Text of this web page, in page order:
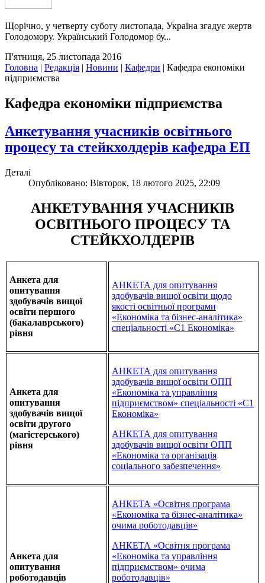
Щорічно, у четверту суботу листопада, Україна згадує жертв
Голодомору. Український Голодомор бу...
П'ятниця, 25 листопада 2016
Головна | Редакція | Новини | Кафедри | Кафедра економіки
підприємства
Кафедра економіки підприємства
Анкетування учасників освітнього
процесу та стейкхолдерів кафедра ЕП
Деталі
Опубліковано: Вівторок, 18 лютого 2025, 22:09
АНКЕТУВАННЯ УЧАСНИКІВ
ОСВІТНЬОГО ПРОЦЕСУ ТА
СТЕЙКХОЛДЕРІВ
Анкета для
опитування
здобувачів вищої
освіти першого
(бакалаврського)
рівня
АНКЕТА для опитування
здобувачів вищої освіти щодо
якості освітньої програми
«Економіка та бізнес-аналітика»
спеціальності «С1 Економіка»
Анкета для
опитування
здобувачів вищої
освіти другого
(магістерського)
рівня
АНКЕТА для опитування
здобувачів вищої освіти ОПП
«Економіка та управління
підприємством» спеціальності «С1
Економіка»
АНКЕТА для опитування
здобувачів вищої освіти ОПП
«Економіка та організація
соціального забезпечення»
Анкета для
опитування
роботодавців
АНКЕТА «Освітня програма
«Економіка та бізнес-аналітика»
очима роботодавців»
АНКЕТА «Освітня програма
«Економіка та управління
підприємством» очима
роботодавців»